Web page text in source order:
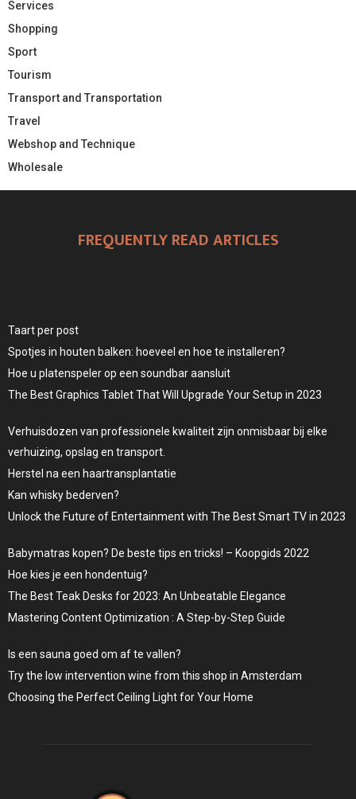
Services
Shopping
Sport
Tourism
Transport and Transportation
Travel
Webshop and Technique
Wholesale
FREQUENTLY READ ARTICLES
Taart per post
Spotjes in houten balken: hoeveel en hoe te installeren?
Hoe u platenspeler op een soundbar aansluit
The Best Graphics Tablet That Will Upgrade Your Setup in 2023
Verhuisdozen van professionele kwaliteit zijn onmisbaar bij elke
verhuizing, opslag en transport.
Herstel na een haartransplantatie
Kan whisky bederven?
Unlock the Future of Entertainment with The Best Smart TV in 2023
Babymatras kopen? De beste tips en tricks! – Koopgids 2022
Hoe kies je een hondentuig?
The Best Teak Desks for 2023: An Unbeatable Elegance
Mastering Content Optimization : A Step-by-Step Guide
Is een sauna goed om af te vallen?
Try the low intervention wine from this shop in Amsterdam
Choosing the Perfect Ceiling Light for Your Home